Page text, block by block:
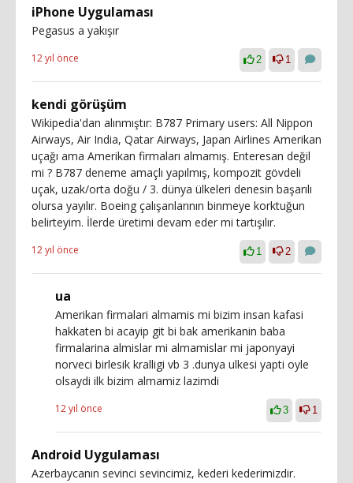
iPhone Uygulaması
Pegasus a yakışır
12 yıl önce 2 1
kendi görüşüm
Wikipedia'dan alınmıştır: B787 Primary users: All Nippon
Airways, Air India, Qatar Airways, Japan Airlines Amerikan
uçağı ama Amerikan firmaları almamış. Enteresan değil
mi ? B787 deneme amaçlı yapılmış, kompozit gövdeli
uçak, uzak/orta doğu / 3. dünya ülkeleri denesin başarılı
olursa yayılır. Boeing çalışanlarının binmeye korktuğun
belirteyim. İlerde üretimi devam eder mi tartışılır.
12 yıl önce 1 2
ua
Amerikan firmalari almamis mi bizim insan kafasi
hakkaten bi acayip git bi bak amerikanin baba
firmalarina almislar mi almamislar mi japonyayi
norveci birlesik kralligi vb 3 .dunya ulkesi yapti oyle
olsaydi ilk bizim almamiz lazimdi
12 yıl önce 3 1
Android Uygulaması
Azerbaycanın sevinci sevincimiz, kederi kederimizdir.